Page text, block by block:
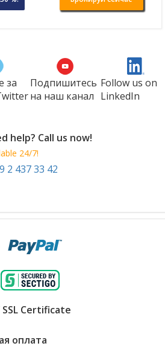
за
Подпишитесь
на наш канал
Follow us on
LinkedIn
help? Call us now!
24/7!
2 437 33 42
SSL Certificate
оплата